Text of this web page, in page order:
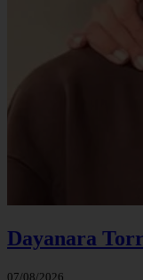
Dayanara
07/08/2026